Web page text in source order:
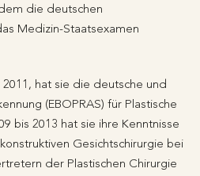
die deutschen
Medizin-Staatsexamen
hat sie die deutsche und
(EBOPRAS) für Plastische
bis 2013 hat sie ihre Kenntnisse
Gesichtschirurgie bei
der Plastischen Chirurgie